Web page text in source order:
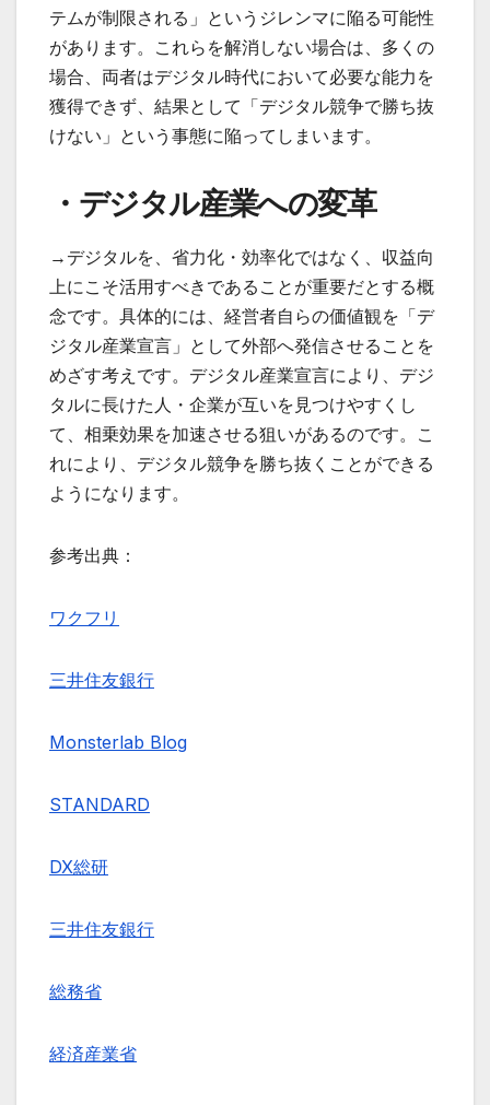
テムが制限される」というジレンマに陥る可能性
があります。これらを解消しない場合は、多くの
場合、両者はデジタル時代において必要な能力を
獲得できず、結果として「デジタル競争で勝ち抜
けない」という事態に陥ってしまいます。
・デジタル産業への変革
→デジタルを、省力化・効率化ではなく、収益向
上にこそ活用すべきであることが重要だとする概
念です。具体的には、経営者自らの価値観を「デ
ジタル産業宣言」として外部へ発信させることを
めざす考えです。デジタル産業宣言により、デジ
タルに長けた人・企業が互いを見つけやすくし
て、相乗効果を加速させる狙いがあるのです。こ
れにより、デジタル競争を勝ち抜くことができる
ようになります。
参考出典：
ワクフリ
三井住友銀行
Monsterlab Blog
STANDARD
DX総研
三井住友銀行
総務省
経済産業省